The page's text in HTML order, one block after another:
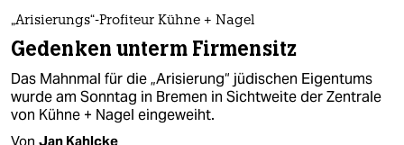
„Arisierungs“-Profiteur Kühne + Nagel
Gedenken unterm Firmensitz
Das Mahnmal für die „Arisierung“ jüdischen Eigentums
wurde am Sonntag in Bremen in Sichtweite der Zentrale
von Kühne + Nagel eingeweiht.
Von Jan Kahlcke